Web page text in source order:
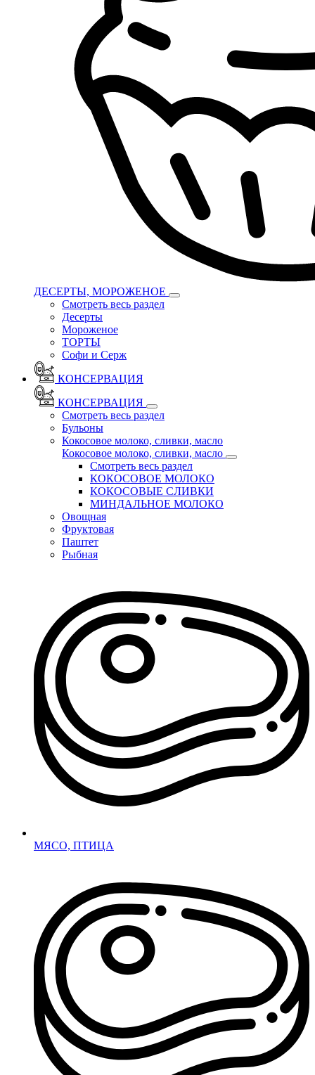
ДЕСЕРТЫ, МОРОЖЕНОЕ
Смотреть весь раздел
Десерты
Мороженое
ТОРТЫ
Софи и Серж
КОНСЕРВАЦИЯ
КОНСЕРВАЦИЯ
Смотреть весь раздел
Бульоны
Кокосовое молоко, сливки, масло
Кокосовое молоко, сливки, масло
Смотреть весь раздел
КОКОСОВОЕ МОЛОКО
КОКОСОВЫЕ СЛИВКИ
МИНДАЛЬНОЕ МОЛОКО
Овощная
Фруктовая
Паштет
Рыбная
МЯСО, ПТИЦА